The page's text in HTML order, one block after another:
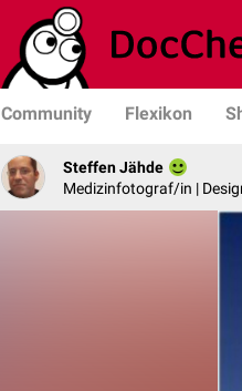
Community Flexikon
Steffen Jähde
Medizinfotograf/in |